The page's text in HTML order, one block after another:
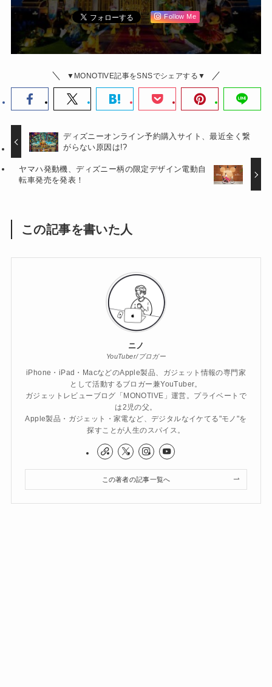
Follow Me
▼MONOTIVE記事をSNSでシェアする▼
ディズニーオンライン予約購入サイト、最近全く繋
がらない原因は!?
ヤマハ発動機、ディズニー柄の限定デザイン電動自
転車発売を発表！
この記事を書いた人
ニノ
YouTuber/ブロガー
iPhone・iPad・MacなどのApple製品、ガジェット情報の専門家
として活動するブロガー兼YouTuber。
ガジェットレビューブログ「MONOTIVE」運営。プライベートで
は2児の父。
Apple製品・ガジェット・家電など、デジタルなイケてる"モノ"を
探すことが人生のスパイス。
この著者の記事一覧へ